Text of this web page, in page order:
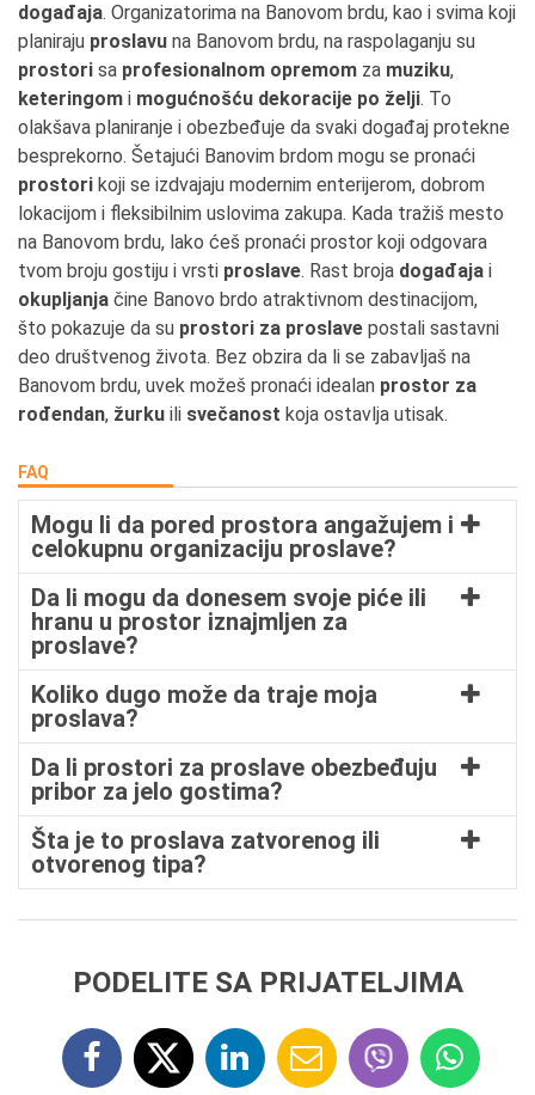
događaja. Organizatorima na Banovom brdu, kao i svima koji
planiraju proslavu na Banovom brdu, na raspolaganju su
prostori sa profesionalnom opremom za muziku,
keteringom i mogućnošću dekoracije po želji. To
olakšava planiranje i obezbeđuje da svaki događaj protekne
besprekorno. Šetajući Banovim brdom mogu se pronaći
prostori koji se izdvajaju modernim enterijerom, dobrom
lokacijom i fleksibilnim uslovima zakupa. Kada tražiš mesto
na Banovom brdu, lako ćeš pronaći prostor koji odgovara
tvom broju gostiju i vrsti proslave. Rast broja događaja i
okupljanja čine Banovo brdo atraktivnom destinacijom,
što pokazuje da su prostori za proslave postali sastavni
deo društvenog života. Bez obzira da li se zabavljaš na
Banovom brdu, uvek možeš pronaći idealan prostor za
rođendan, žurku ili svečanost koja ostavlja utisak.
FAQ
Mogu li da pored prostora angažujem i
celokupnu organizaciju proslave?
Da li mogu da donesem svoje piće ili
hranu u prostor iznajmljen za
proslave?
Koliko dugo može da traje moja
proslava?
Da li prostori za proslave obezbeđuju
pribor za jelo gostima?
Šta je to proslava zatvorenog ili
otvorenog tipa?
PODELITE SA PRIJATELJIMA